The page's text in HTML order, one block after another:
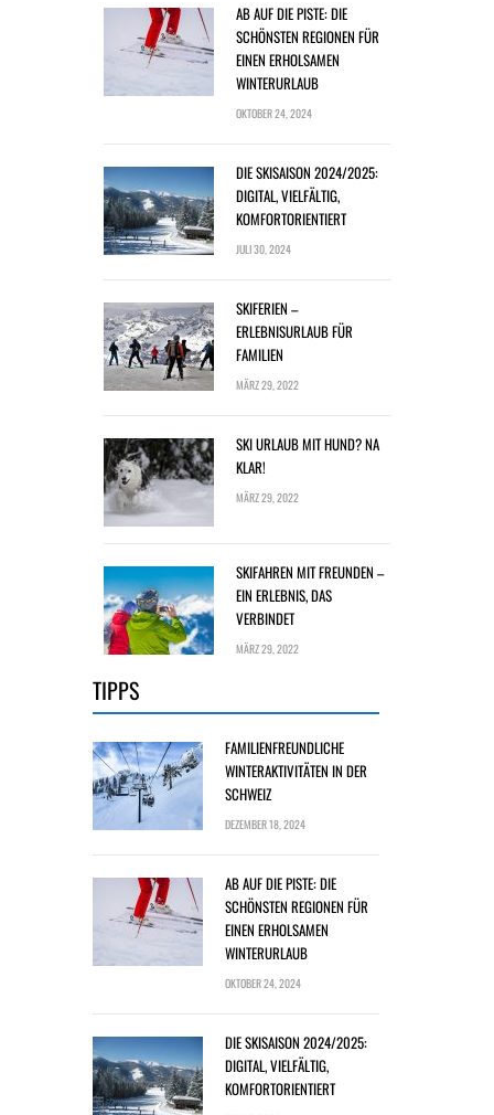
AB AUF DIE PISTE: DIE
SCHÖNSTEN REGIONEN FÜR
EINEN ERHOLSAMEN
WINTERURLAUB
OKTOBER 24, 2024
DIE SKISAISON 2024/2025:
DIGITAL, VIELFÄLTIG,
KOMFORTORIENTIERT
JULI 30, 2024
SKIFERIEN –
ERLEBNISURLAUB FÜR
FAMILIEN
MÄRZ 29, 2022
SKI URLAUB MIT HUND? NA
KLAR!
MÄRZ 29, 2022
SKIFAHREN MIT FREUNDEN –
EIN ERLEBNIS, DAS
VERBINDET
MÄRZ 29, 2022
TIPPS
FAMILIENFREUNDLICHE
WINTERAKTIVITÄTEN IN DER
SCHWEIZ
DEZEMBER 18, 2024
AB AUF DIE PISTE: DIE
SCHÖNSTEN REGIONEN FÜR
EINEN ERHOLSAMEN
WINTERURLAUB
OKTOBER 24, 2024
DIE SKISAISON 2024/2025:
DIGITAL, VIELFÄLTIG,
KOMFORTORIENTIERT